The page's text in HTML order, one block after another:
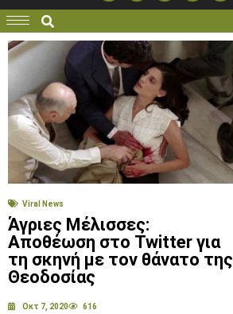
Viral News
Άγριες Μέλισσες:
Αποθέωση στο Twitter για
τη σκηνή με τον θάνατο της
Θεοδοσίας
Οκτ 7, 2020 616